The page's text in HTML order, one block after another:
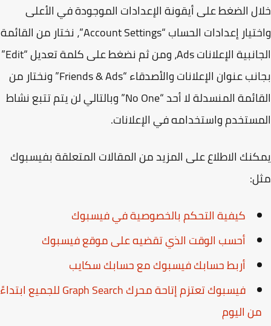
الضغط على أيقونة الإعدادات الموجودة في الأعلى
واختيار إعدادات الحساب “Account Settings”، نختار من القائمة
الجانبية الإعلانات Ads، ومن ثم نضغط على كلمة تعديل “Edit”
بجانب عنوان الإعلانات والأصدقاء “Friends & Ads” ونختار من
القائمة المنسدلة لا أحد “No One” وبالتالي لن يتم تتبع نشاط
واستخدامه في الإعلانات.
الاطلاع على المزيد من المقالات المتعلقة بفيسبوك
كيفية التحكم بالخصوصية في فيسبوك
أحسب الوقت الذي تقضيه على موقع فيسبوك
أربط حسابك فيسبوك مع حسابك سكايب
فيسبوك تعتزم إتاحة محرك Graph Search للجميع ابتداءً
اليوم